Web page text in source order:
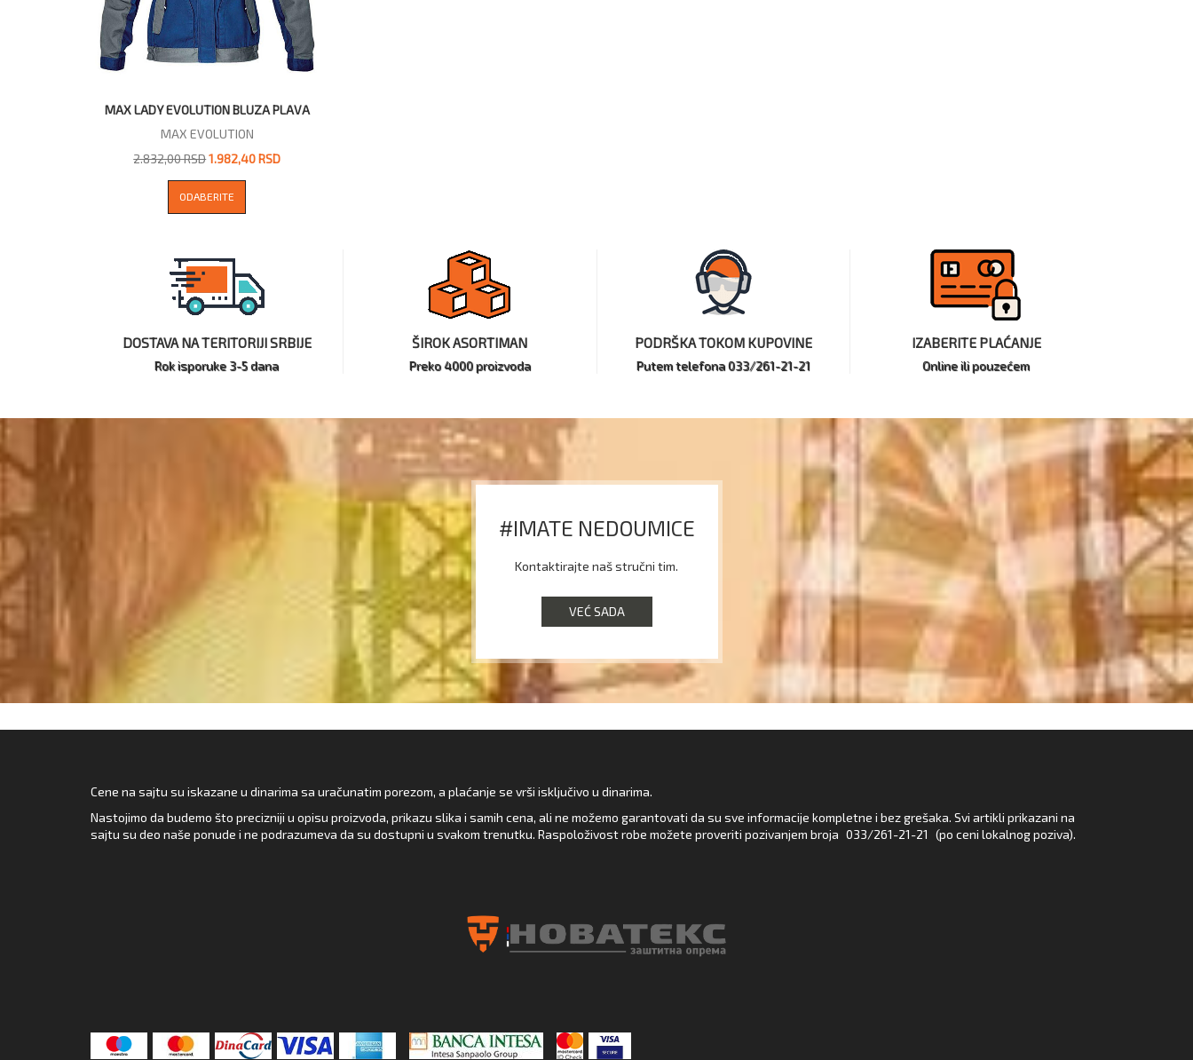
MAX LADY EVOLUTION BLUZA PLAVA
MAX EVOLUTION
2.832,00 RSD1.982,40 RSD
ODABERITE
DOSTAVA NA TERITORIJI SRBIJE
Rok isporuke 3-5 dana
ŠIROK ASORTIMAN
Preko 4000 proizvoda
PODRŠKA TOKOM KUPOVINE
Putem telefona 033/261-21-21
IZABERITE PLAĆANJE
Online ili pouzećem
#IMATE NEDOUMICE
Kontaktirajte naš stručni tim.
VEĆ SADA
Cene na sajtu su iskazane u dinarima sa uračunatim porezom, a plaćanje se vrši isključivo u dinarima.
Nastojimo da budemo što precizniji u opisu proizvoda, prikazu slika i samih cena, ali ne možemo garantovati da su sve informacije kompletne i bez grešaka. Svi artikli prikazani na
sajtu su deo naše ponude i ne podrazumeva da su dostupni u svakom trenutku. Raspoloživost robe možete proveriti pozivanjem broja 033/261-21-21 (po ceni lokalnog poziva).